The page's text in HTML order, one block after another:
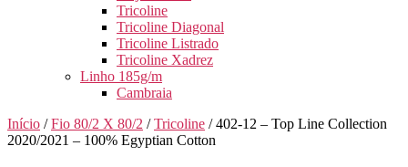
Tricoline
Tricoline Diagonal
Tricoline Listrado
Tricoline Xadrez
Linho 185g/m
Cambraia
Início /Fio 80/2 X 80/2 /Tricoline / 402-12 – Top Line Collection
2020/2021 – 100% Egyptian Cotton